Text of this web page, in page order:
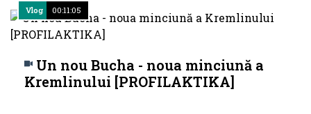
Un nou Bucha - noua minciună a
Kremlinului [PROFILAKTIKA]
Vlog 00:11:05